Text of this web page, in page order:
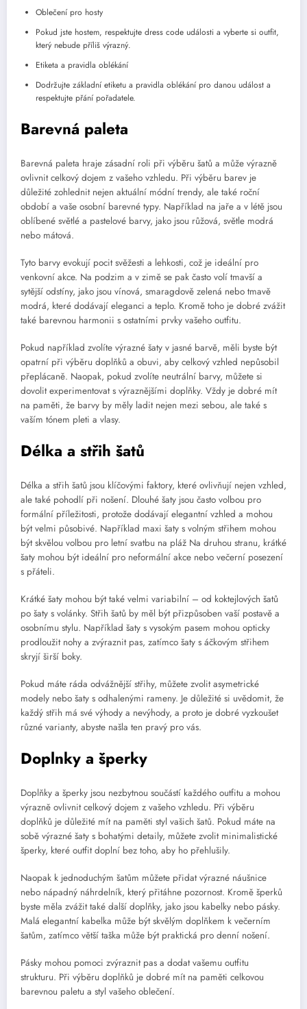
Oblečení pro hosty
Pokud jste hostem, respektujte dress code události a vyberte si outfit,
který nebude příliš výrazný.
Etiketa a pravidla oblékání
Dodržujte základní etiketu a pravidla oblékání pro danou událost a
respektujte přání pořadatele.
Barevná paleta
Barevná paleta hraje zásadní roli při výběru šatů a může výrazně
ovlivnit celkový dojem z vašeho vzhledu. Při výběru barev je
důležité zohlednit nejen aktuální módní trendy, ale také roční
období a vaše osobní barevné typy. Například na jaře a v létě jsou
oblíbené světlé a pastelové barvy, jako jsou růžová, světle modrá
nebo mátová.
Tyto barvy evokují pocit svěžesti a lehkosti, což je ideální pro
venkovní akce. Na podzim a v zimě se pak často volí tmavší a
sytější odstíny, jako jsou vínová, smaragdově zelená nebo tmavě
modrá, které dodávají eleganci a teplo. Kromě toho je dobré zvážit
také barevnou harmonii s ostatními prvky vašeho outfitu.
Pokud například zvolíte výrazné šaty v jasné barvě, měli byste být
opatrní při výběru doplňků a obuvi, aby celkový vzhled nepůsobil
přeplácaně. Naopak, pokud zvolíte neutrální barvy, můžete si
dovolit experimentovat s výraznějšími doplňky. Vždy je dobré mít
na paměti, že barvy by měly ladit nejen mezi sebou, ale také s
vaším tónem pleti a vlasy.
Délka a střih šatů
Délka a střih šatů jsou klíčovými faktory, které ovlivňují nejen vzhled,
ale také pohodlí při nošení. Dlouhé šaty jsou často volbou pro
formální příležitosti, protože dodávají elegantní vzhled a mohou
být velmi působivé. Například maxi šaty s volným střihem mohou
být skvělou volbou pro letní svatbu na pláž Na druhou stranu, krátké
šaty mohou být ideální pro neformální akce nebo večerní posezení
s přáteli.
Krátké šaty mohou být také velmi variabilní – od koktejlových šatů
po šaty s volánky. Střih šatů by měl být přizpůsoben vaší postavě a
osobnímu stylu. Například šaty s vysokým pasem mohou opticky
prodloužit nohy a zvýraznit pas, zatímco šaty s áčkovým střihem
skryjí širší boky.
Pokud máte ráda odvážnější střihy, můžete zvolit asymetrické
modely nebo šaty s odhalenými rameny. Je důležité si uvědomit, že
každý střih má své výhody a nevýhody, a proto je dobré vyzkoušet
různé varianty, abyste našla ten pravý pro vás.
Doplnky a šperky
Doplňky a šperky jsou nezbytnou součástí každého outfitu a mohou
výrazně ovlivnit celkový dojem z vašeho vzhledu. Při výběru
doplňků je důležité mít na paměti styl vašich šatů. Pokud máte na
sobě výrazné šaty s bohatými detaily, můžete zvolit minimalistické
šperky, které outfit doplní bez toho, aby ho přehlušily.
Naopak k jednoduchým šatům můžete přidat výrazné náušnice
nebo nápadný náhrdelník, který přitáhne pozornost. Kromě šperků
byste měla zvážit také další doplňky, jako jsou kabelky nebo pásky.
Malá elegantní kabelka může být skvělým doplňkem k večerním
šatům, zatímco větší taška může být praktická pro denní nošení.
Pásky mohou pomoci zvýraznit pas a dodat vašemu outfitu
strukturu. Při výběru doplňků je dobré mít na paměti celkovou
barevnou paletu a styl vašeho oblečení.